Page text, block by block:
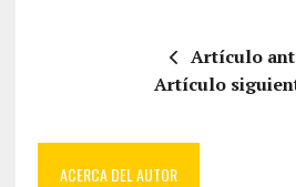
Artículo
Artículo
ACERCA DEL AUTOR